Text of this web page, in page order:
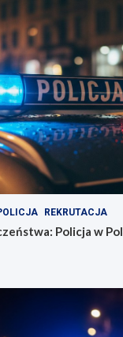
REKRUTACJA
Policja w